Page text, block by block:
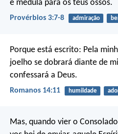
e medula para os teus ossos.
Provérbios 3:7-8 admiração
Porque está escrito: Pela
joelho se dobrará diante de
confessará a Deus.
Romanos 14:11 humildade
Mas, quando vier o